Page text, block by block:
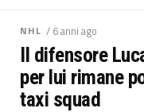
NHL / 6 anni ago
Il difensore
per lui rimane
taxi squad